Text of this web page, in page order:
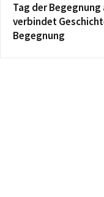
Tag der
verbindet
Begegnung